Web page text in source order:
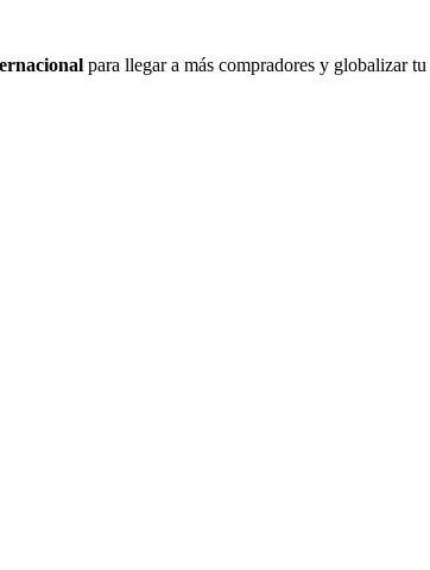
para llegar a más compradores y globalizar